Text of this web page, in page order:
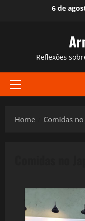
6 de
Reflexões
Primary
Home Comidas no